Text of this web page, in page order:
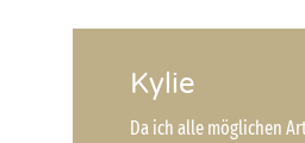
Kylie
Da ich alle möglichen